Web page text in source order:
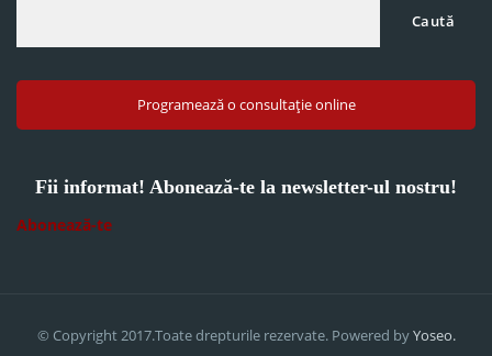
Caută
Programează o consultație online
Fii informat! Abonează-te la newsletter-ul nostru!
Abonează-te
© Copyright 2017.Toate drepturile rezervate. Powered byYoseo.